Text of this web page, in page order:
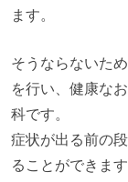
ます。
そうならないた
を行い、健康な
科です。
症状が出る前の
ることができま